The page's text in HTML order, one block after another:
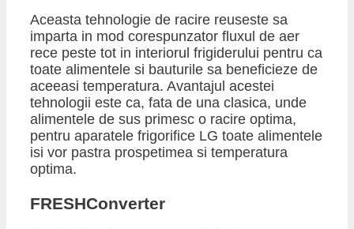
Aceasta tehnologie de racire reuseste sa
imparta in mod corespunzator fluxul de aer
rece peste tot in interiorul frigiderului pentru ca
toate alimentele si bauturile sa beneficieze de
aceeasi temperatura. Avantajul acestei
tehnologii este ca, fata de una clasica, unde
alimentele de sus primesc o racire optima,
pentru aparatele frigorifice LG toate alimentele
isi vor pastra prospetimea si temperatura
optima.
​FRESHConverter